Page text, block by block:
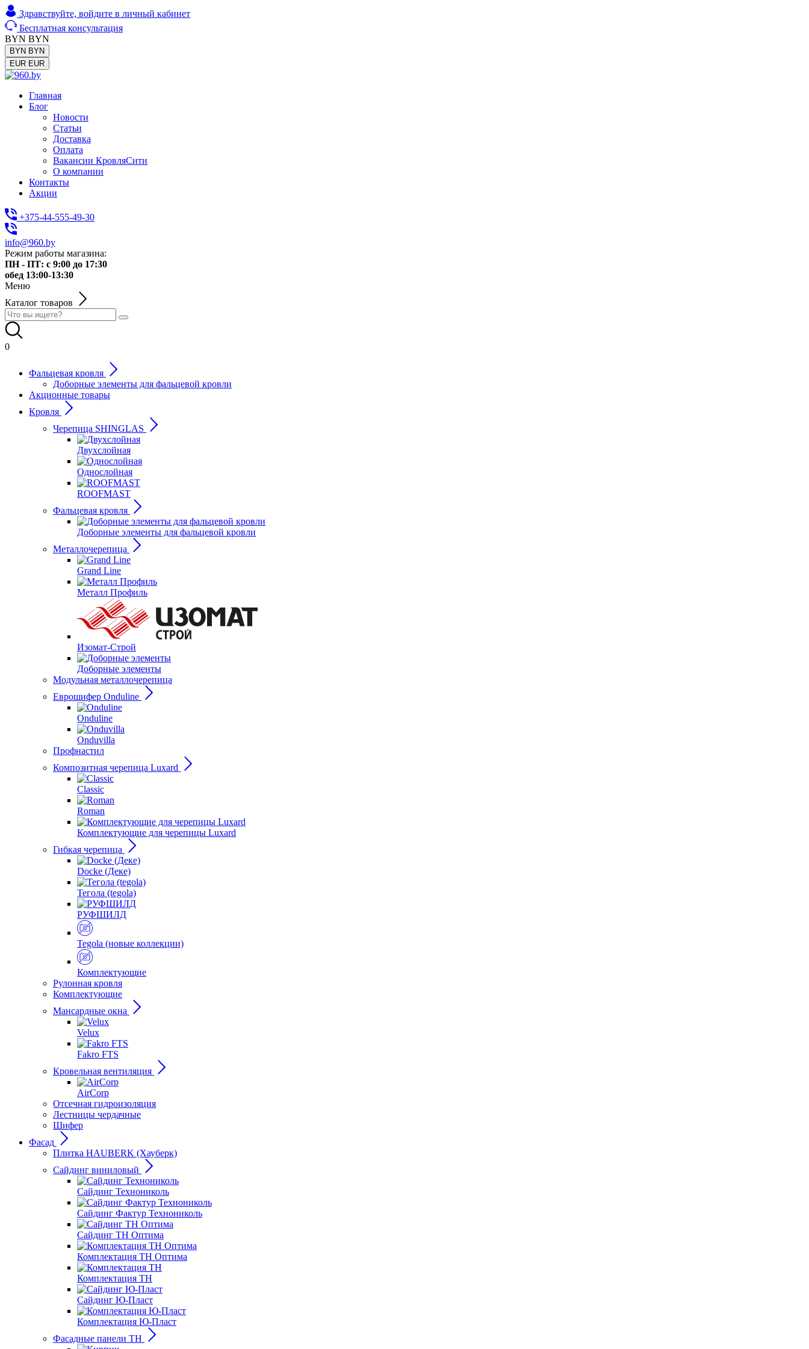
Здравствуйте, войдите в личный кабинет
Бесплатная консультация
BYN BYN
BYN BYN
EUR EUR
Главная
Блог
Новости
Статьи
Доставка
Оплата
Вакансии КровляСити
О компании
Контакты
Акции
+375-44-555-49-30
info@960.by
Режим работы магазина:
ПН - ПТ: с 9:00 до 17:30
обед 13:00-13:30
Меню
Каталог товаров
0
Фальцевая кровля
Доборные элементы для фальцевой кровли
Акционные товары
Кровля
Черепица SHINGLAS
Двухслойная
Однослойная
ROOFMAST
Фальцевая кровля
Доборные элементы для фальцевой кровли
Металлочерепица
Grand Line
Металл Профиль
Изомат-Строй
Доборные элементы
Модульная металлочерепица
Еврошифер Onduline
Onduline
Onduvilla
Профнастил
Композитная черепица Luxard
Сlassic
Roman
Комплектующие для черепицы Luxard
Гибкая черепица
Docke (Деке)
Тегола (tegola)
РУФШИЛД
Tegola (новые коллекции)
Комплектующие
Рулонная кровля
Комплектующие
Мансардные окна
Velux
Fakro FTS
Кровельная вентиляция
AirCorp
Отсечная гидроизоляция
Лестницы чердачные
Шифер
Фасад
Плитка HAUBERK (Хауберк)
Сайдинг виниловый
Сайдинг Технониколь
Сайдинг Фактур Технониколь
Сайдинг ТН Оптима
Комплектация ТН Оптима
Комплектация ТН
Сайдинг Ю-Пласт
Комплектация Ю-Пласт
Фасадные панели ТН